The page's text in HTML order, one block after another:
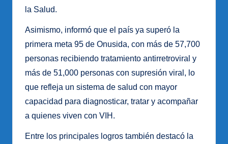
la Salud.
Asimismo, informó que el país ya superó la
primera meta 95 de Onusida, con más de 57,700
personas recibiendo tratamiento antirretroviral y
más de 51,000 personas con supresión viral, lo
que refleja un sistema de salud con mayor
capacidad para diagnosticar, tratar y acompañar
a quienes viven con VIH.
Entre los principales logros también destacó la